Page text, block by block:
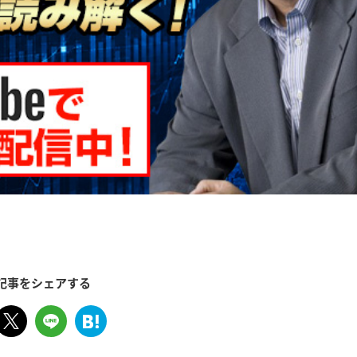
事をシェアする